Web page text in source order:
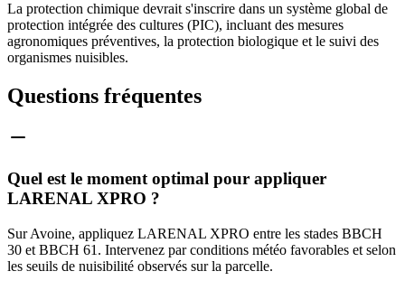
La protection chimique devrait s'inscrire dans un système global de
protection intégrée des cultures (PIC), incluant des mesures
agronomiques préventives, la protection biologique et le suivi des
organismes nuisibles.
Questions fréquentes
Quel est le moment optimal pour appliquer
LARENAL XPRO ?
Sur Avoine, appliquez LARENAL XPRO entre les stades BBCH
30 et BBCH 61. Intervenez par conditions météo favorables et selon
les seuils de nuisibilité observés sur la parcelle.